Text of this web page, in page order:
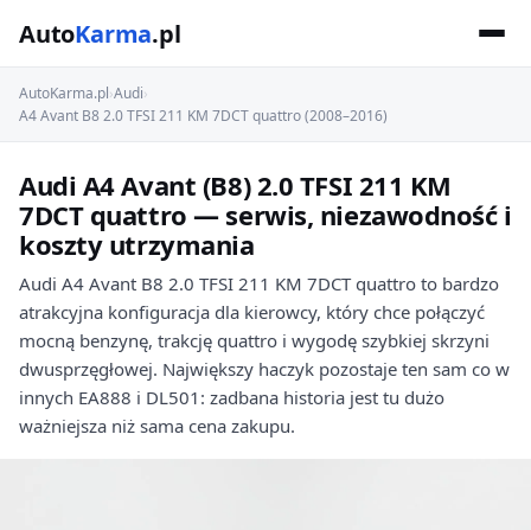
AutoKarma.pl
AutoKarma.pl›Audi›
A4 Avant B8 2.0 TFSI 211 KM 7DCT quattro (2008–2016)
Audi A4 Avant (B8) 2.0 TFSI 211 KM
7DCT quattro — serwis, niezawodność i
koszty utrzymania
Audi A4 Avant B8 2.0 TFSI 211 KM 7DCT quattro to bardzo
atrakcyjna konfiguracja dla kierowcy, który chce połączyć
mocną benzynę, trakcję quattro i wygodę szybkiej skrzyni
dwusprzęgłowej. Największy haczyk pozostaje ten sam co w
innych EA888 i DL501: zadbana historia jest tu dużo
ważniejsza niż sama cena zakupu.